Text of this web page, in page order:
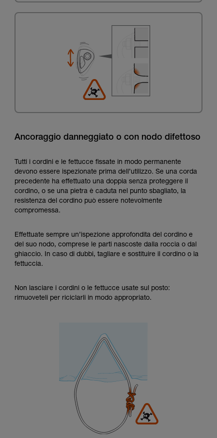
Ancoraggio danneggiato o con nodo difettoso
Tutti i cordini e le fettucce fissate in modo permanente
devono essere ispezionate prima dell’utilizzo. Se una corda
precedente ha effettuato una doppia senza proteggere il
cordino, o se una pietra è caduta nel punto sbagliato, la
resistenza del cordino può essere notevolmente
compromessa.
Effettuate sempre un’ispezione approfondita del cordino e
del suo nodo, comprese le parti nascoste dalla roccia o dal
ghiaccio. In caso di dubbi, tagliare e sostituire il cordino o la
fettuccia.
Non lasciare i cordini o le fettucce usate sul posto:
rimuoveteli per riciclarli in modo appropriato.